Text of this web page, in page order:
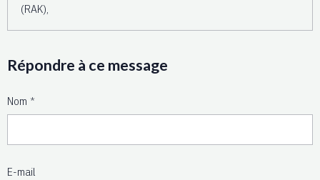
(RAK),
Répondre à ce message
Nom
E-mail